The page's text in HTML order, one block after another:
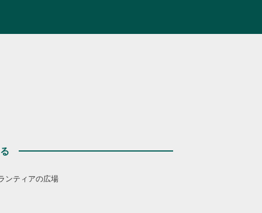
ンティアの広場